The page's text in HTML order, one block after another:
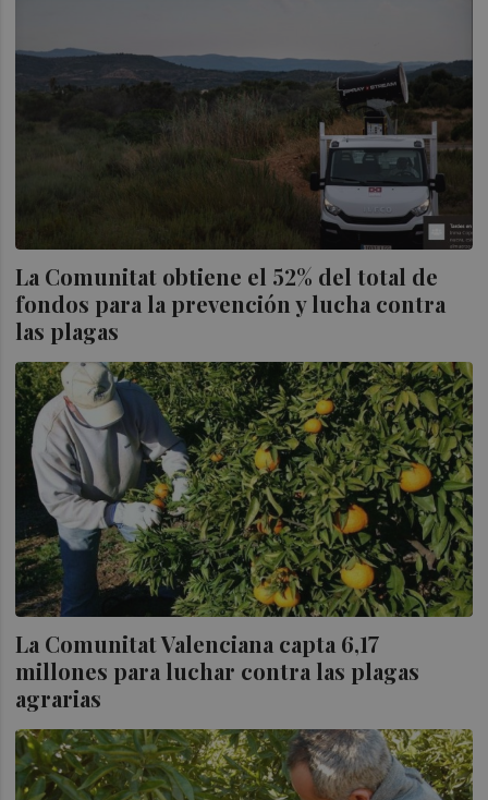
La Comunitat obtiene el 52% del total de
fondos para la prevención y lucha contra
las plagas
La Comunitat Valenciana capta 6,17
millones para luchar contra las plagas
agrarias